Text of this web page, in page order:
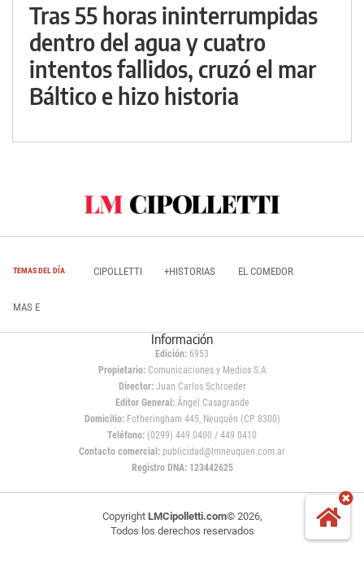
Tras 55 horas ininterrumpidas
dentro del agua y cuatro
intentos fallidos, cruzó el mar
Báltico e hizo historia
TEMAS DEL DÍA CIPOLLETTI +HISTORIAS EL COMEDOR
MAS E
Información
Edición: 6953
Propietario:Comunicaciones y Medios S.A
Director: Juan Carlos Schroeder
Editor General:Ángel Casagrande
Domicilio:Fotheringham 445, Neuquén (CP 8300)
Teléfono: (0299) 449 0400 / 449 0410
Contacto comercial: publicidad@lmneuquen.com.ar
Registro DNA: 123442625
Copyright LMCipolletti.com© 2026,
Todos los derechos reservados